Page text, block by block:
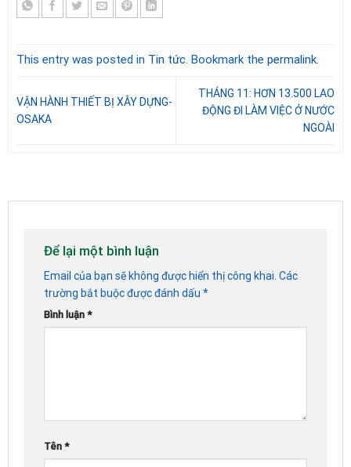
This entry was posted in Tin tức. Bookmark the permalink.
VẬN HÀNH THIẾT BỊ XÂY DỰNG-
OSAKA
THÁNG 11: HƠN 13.500 LAO
ĐỘNG ĐI LÀM VIỆC Ở NƯỚC
NGOÀI
Để lại một bình luận
Email của bạn sẽ không được hiển thị công khai. Các
trường bắt buộc được đánh dấu *
Bình luận *
Tên *